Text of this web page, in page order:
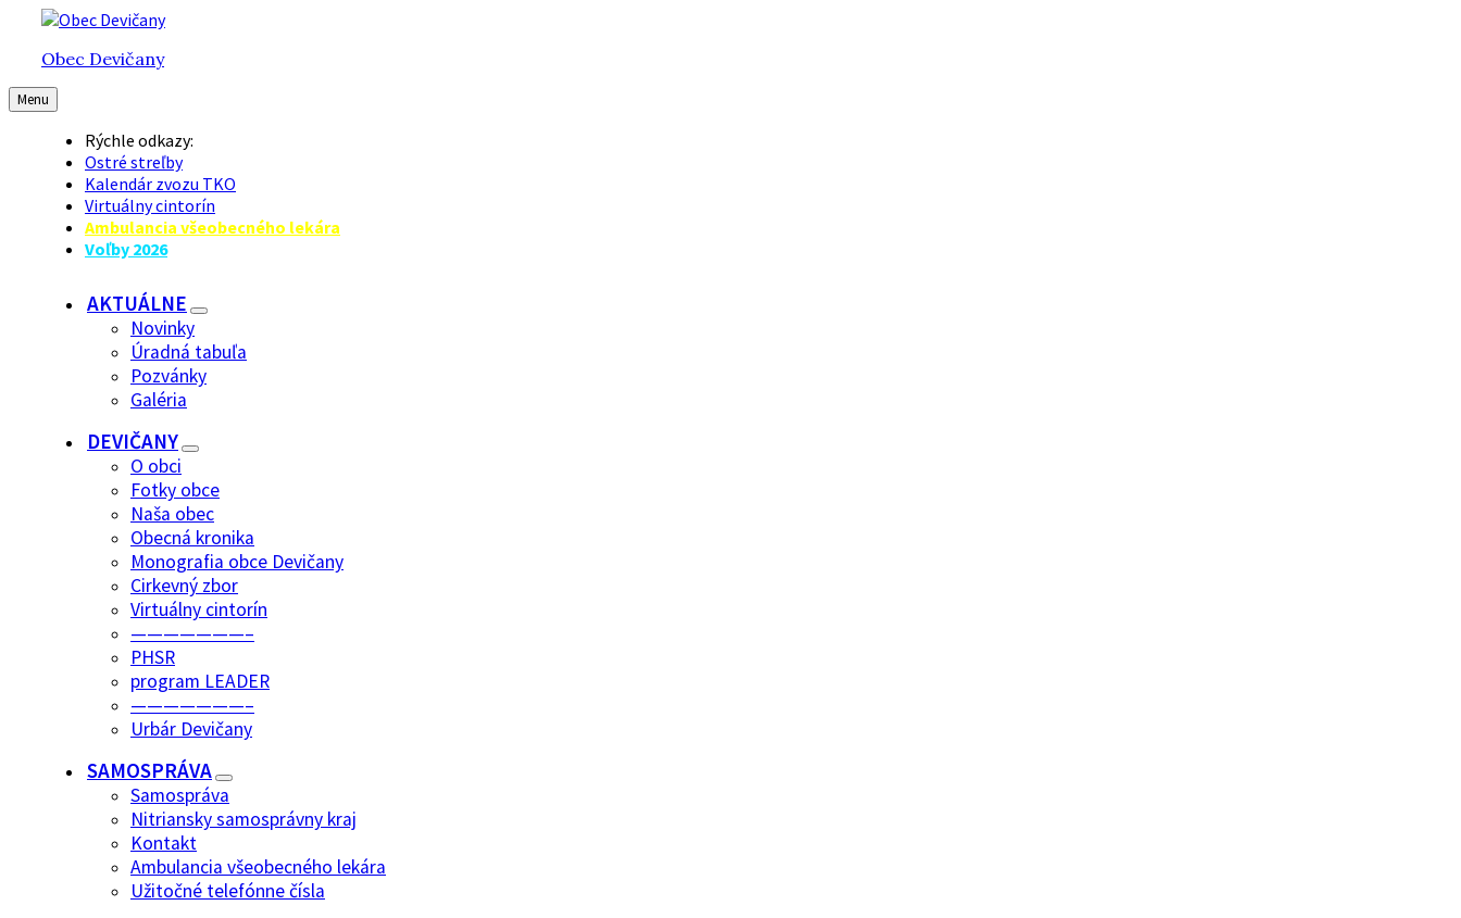
Preskočiť
obsah
Preskočiť
hlavnú
navigáciu
Preskočiť
pätičkuObec Devičany
Menu
Rýchle odkazy:
Ostré streľby
Kalendár zvozu TKO
Virtuálny cintorín
Ambulancia všeobecného lekára
Voľby 2026
AKTUÁLNE
Novinky
Úradná tabuľa
Pozvánky
Galéria
DEVIČANY
O obci
Fotky obce
Naša obec
Obecná kronika
Monografia obce Devičany
Cirkevný zbor
Virtuálny cintorín
———————–
PHSR
program LEADER
———————–
Urbár Devičany
SAMOSPRÁVA
Samospráva
Nitriansky samosprávny kraj
Kontakt
Ambulancia všeobecného lekára
Užitočné telefónne čísla